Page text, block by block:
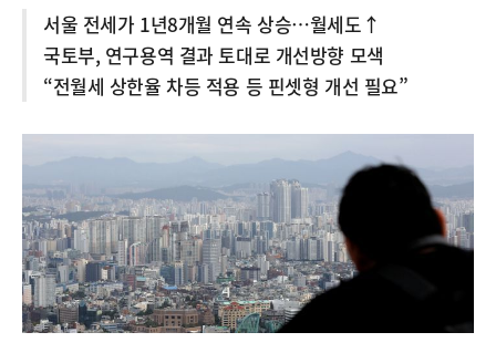
서울 전세가 1년8개월 연속 상승…월세도↑
국토부, 연구용역 결과 토대로 개선방향 모색
“전월세 상한율 차등 적용 등 핀셋형 개선 필요”